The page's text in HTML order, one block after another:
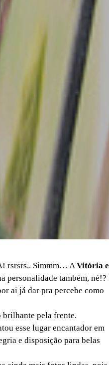
rsrsrs.. Simmm… A Vitória e
personalidade também, né!?
ai já dar pra percebe como
brilhante pela frente.
esse lugar encantador em
e disposição para belas